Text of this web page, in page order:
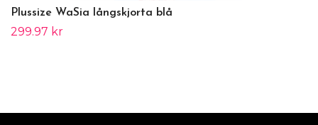
Plussize WaSia långskjorta blå
299.97 kr